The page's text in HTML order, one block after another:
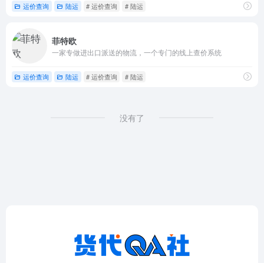
运价查询 陆运 # 运价查询 # 陆运
菲特欧
一家专做进出口派送的物流，一个专门的线上查价系统
运价查询 陆运 # 运价查询 # 陆运
没有了